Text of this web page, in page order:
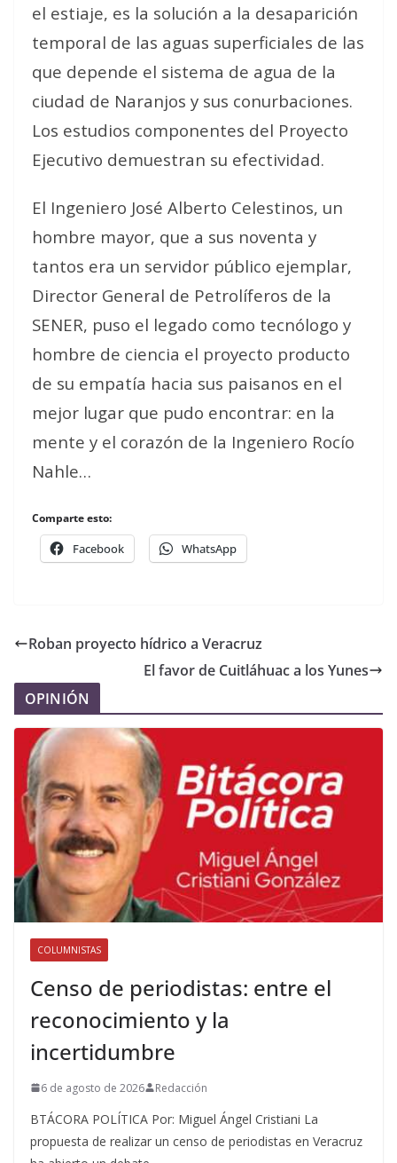
el estiaje, es la solución a la desaparición
temporal de las aguas superficiales de las
que depende el sistema de agua de la
ciudad de Naranjos y sus conurbaciones.
Los estudios componentes del Proyecto
Ejecutivo demuestran su efectividad.
El Ingeniero José Alberto Celestinos, un
hombre mayor, que a sus noventa y
tantos era un servidor público ejemplar,
Director General de Petrolíferos de la
SENER, puso el legado como tecnólogo y
hombre de ciencia el proyecto producto
de su empatía hacia sus paisanos en el
mejor lugar que pudo encontrar: en la
mente y el corazón de la Ingeniero Rocío
Nahle…
Comparte esto:
Facebook WhatsApp
Roban proyecto hídrico a Veracruz
El favor de Cuitláhuac a los Yunes
OPINIÓN
COLUMNISTAS
Censo de periodistas: entre el
reconocimiento y la
incertidumbre
6 de agosto de 2026 Redacción
BTÁCORA POLÍTICA Por: Miguel Ángel Cristiani La
propuesta de realizar un censo de periodistas en Veracruz